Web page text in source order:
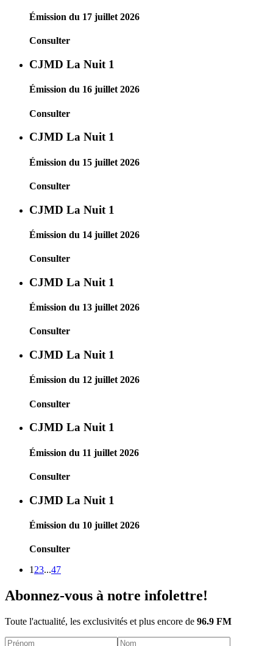
Émission du 17 juillet 2026
Consulter
CJMD La Nuit 1
Émission du 16 juillet 2026
Consulter
CJMD La Nuit 1
Émission du 15 juillet 2026
Consulter
CJMD La Nuit 1
Émission du 14 juillet 2026
Consulter
CJMD La Nuit 1
Émission du 13 juillet 2026
Consulter
CJMD La Nuit 1
Émission du 12 juillet 2026
Consulter
CJMD La Nuit 1
Émission du 11 juillet 2026
Consulter
CJMD La Nuit 1
Émission du 10 juillet 2026
Consulter
1 23...47
Abonnez-vous à notre infolettre!
Toute l'actualité, les exclusivités et plus encore de 96.9 FM